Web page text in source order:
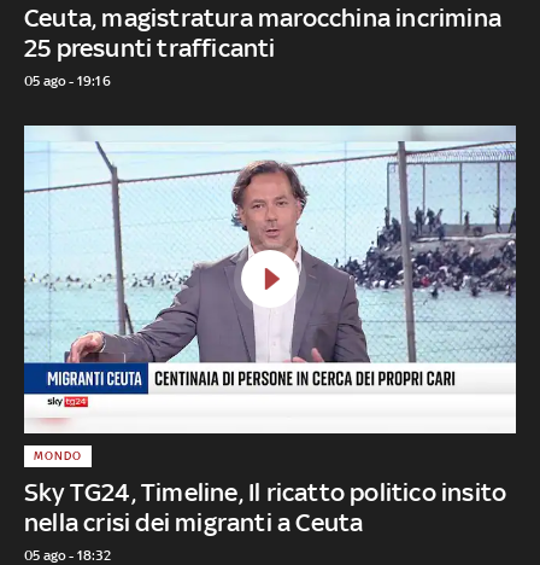
Ceuta, magistratura marocchina incrimina
25 presunti trafficanti
05 ago - 19:16
Sky TG24, Timeline, Il ricatto politico insito
nella crisi dei migranti a Ceuta
MONDO
05 ago - 18:32